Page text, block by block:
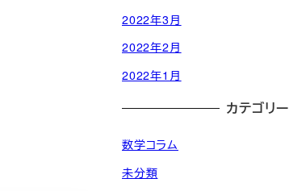
2022年3月
2022年2月
2022年1月
カテゴリー
数学コラム
未分類